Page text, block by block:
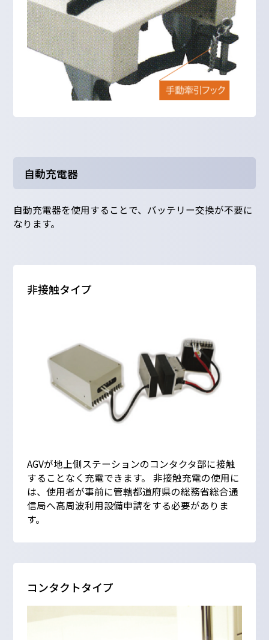
自動充電器
自動充電器を使用することで、バッテリー交換が不要に
なります。
非接触タイプ
AGVが地上側ステーションのコンタクタ部に接触
することなく充電できます。 非接触充電の使用に
は、使用者が事前に管轄都道府県の総務省総合通
信局へ高周波利用設備申請をする必要がありま
す。
コンタクトタイプ